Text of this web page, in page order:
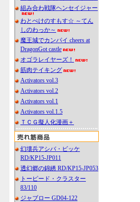
組み合わ戦隊ヘンセイジャー
わとぺけのすもす☆ ～てん
しのわっか～
魔王城でカンパイ cheers at
DragonGot castle
オゴラレイヤーズ！
筋肉テイキング
Activators vol.3
Activators vol.2
Activators vol.1
Activators vol.1.5
ＴＣＧ擬人化漫画＋
幻壊兵アシバ・ビッケ
RD/KP15-JP011
透幻郷の錦綉 RD/KP15-JP053
トーピード・クラスター
83/110
ジャブロー GD04-122